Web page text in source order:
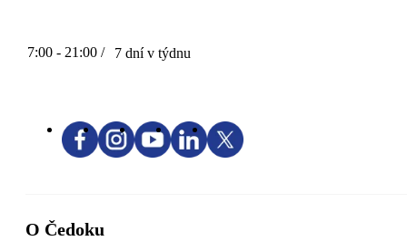
7:00 - 21:00 / 7 dní v týdnu
O Čedoku